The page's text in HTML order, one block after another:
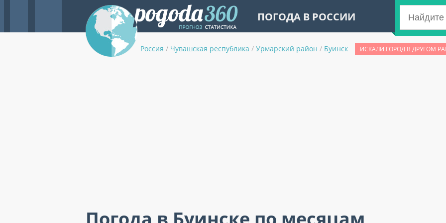
ПОГОДА В РОССИИ
Россия / Чувашская республика / Урмарский район / Буинск ИСКАЛИ ГОРОД В ДРУГОМ